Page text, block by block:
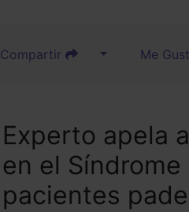
Compartir Me
Experto apela
en el
pacientes